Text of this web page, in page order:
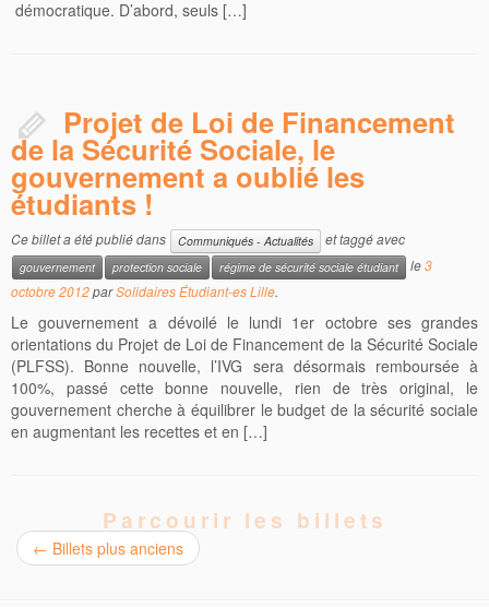
démocratique. D’abord, seuls […]
Projet de Loi de Financement
de la Sécurité Sociale, le
gouvernement a oublié les
étudiants !
Ce billet a été publié dans Communiqués - Actualités et taggé avec
gouvernement protection sociale régime de sécurité sociale étudiant le3
octobre 2012parSolidaires Étudiant-es Lille.
Le gouvernement a dévoilé le lundi 1er octobre ses grandes
orientations du Projet de Loi de Financement de la Sécurité Sociale
(PLFSS). Bonne nouvelle, l’IVG sera désormais remboursée à
100%, passé cette bonne nouvelle, rien de très original, le
gouvernement cherche à équilibrer le budget de la sécurité sociale
en augmentant les recettes et en […]
Parcourir les billets
← Billets plus anciens